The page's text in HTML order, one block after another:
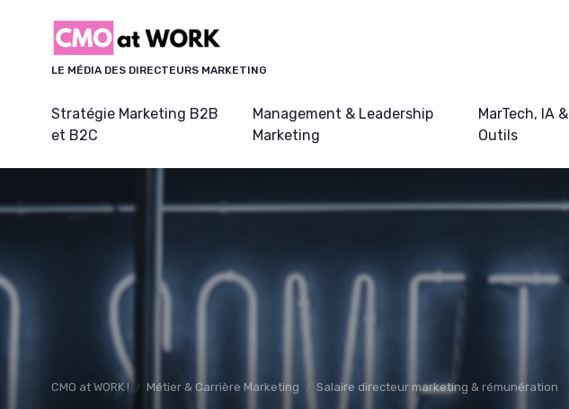
LE MÉDIA DES DIRECTEURS MARKETING
Stratégie Marketing B2B
et B2C
Management & Leadership
Marketing
MarTech, IA &
Outils
CMO at WORK ! Métier & Carrière Marketing Salaire directeur marketing & rémunération